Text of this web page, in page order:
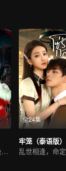
绝命少女赖上永生吸血鬼
全24集
牢笼（泰语版）
乱世相逢，命